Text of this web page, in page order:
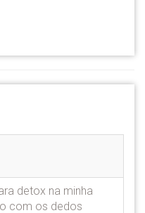
detox na minha
com os dedos